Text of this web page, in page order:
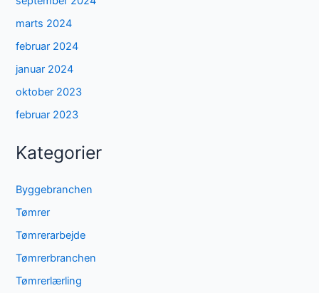
marts 2024
februar 2024
januar 2024
oktober 2023
februar 2023
Kategorier
Byggebranchen
Tømrer
Tømrerarbejde
Tømrerbranchen
Tømrerlærling